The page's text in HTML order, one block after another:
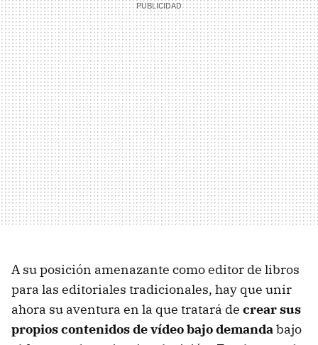
A su posición amenazante como editor de libros
para las editoriales tradicionales, hay que unir
ahora su aventura en la que tratará de crear sus
propios contenidos de vídeo bajo demandabajo